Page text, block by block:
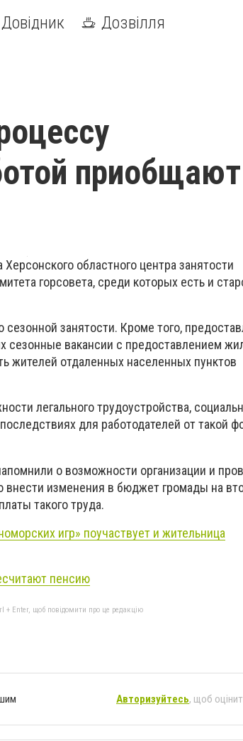
Довідник Дозвілля
приобщают
областного центра занятости
горсовета, среди которых есть и
занятости. Кроме того,
сезонные вакансии с предоставлением
жителей отдаленных населенных пунктов
легального трудоустройства,
для работодателей от такой
о возможности организации и
изменения в бюджет громады на
такого труда.
игр» поучаствует и жительница
пенсию
+ Enter, щоб повідомити про це редакцію
Авторизуйтесь, щоб